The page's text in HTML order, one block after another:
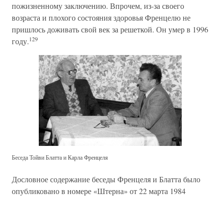
пожизненному заключению. Впрочем, из-за своего
возраста и плохого состояния здоровья Френцелю не
пришлось доживать свой век за решеткой. Он умер в 1996
году.129
Беседа Тойви Блатта и Карла Френцеля
Дословное содержание беседы Френцеля и Блатта было
опубликовано в номере «Штерна» от 22 марта 1984